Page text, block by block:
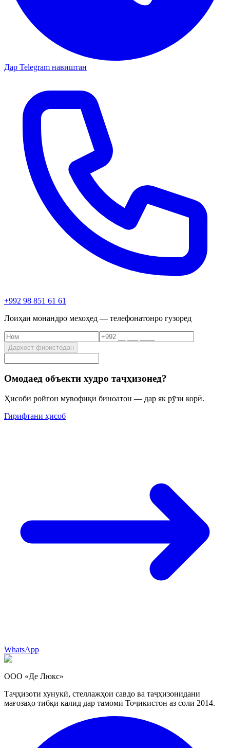
Дар Telegram навиштан
+992 98 851 61 61
Лоиҳаи монандро мехоҳед — телефонатонро гузоред
Дархост фиристодан
Омодаед объекти худро таҷҳизонед?
Ҳисоби ройгон мувофиқи биноатон — дар як рӯзи корӣ.
Гирифтани ҳисоб
WhatsApp
ООО «Де Люкс»
Таҷҳизоти хунукӣ, стеллажҳои савдо ва таҷҳизонидани
мағозаҳо тибқи калид дар тамоми Тоҷикистон аз соли 2014.